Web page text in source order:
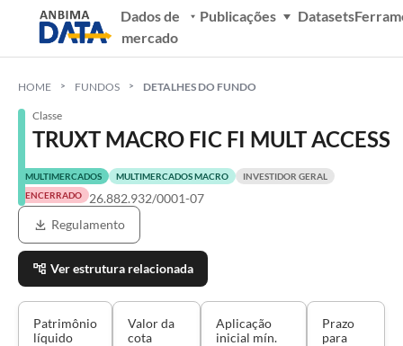
Dados de
mercado
Publicações Datasets
HOME FUNDOS DETALHES DO FUNDO
Classe
TRUXT MACRO FIC FI MULT ACCESS
MULTIMERCADOS MULTIMERCADOS MACRO
INVESTIDOR GERAL
ENCERRADO
26.882.932/0001-07
Regulamento
Ver estrutura relacionada
Patrimônio
líquido
Valor da
cota
Aplicação
inicial mín.
Prazo
para